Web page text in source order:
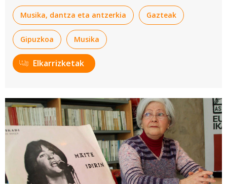
Musika, dantza eta antzerkia Gazteak
Gipuzkoa Musika
Elkarrizketak